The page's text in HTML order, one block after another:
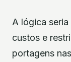
A lógica
custos e
portagens